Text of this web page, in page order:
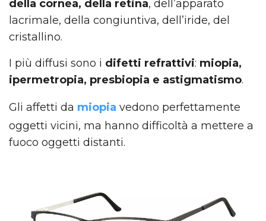
della cornea, della retina, dell’apparato
lacrimale, della congiuntiva, dell’iride, del
cristallino.
I più diffusi sono i difetti refrattivi: miopia,
ipermetropia, presbiopia e astigmatismo.
Gli affetti da miopia vedono perfettamente
oggetti vicini, ma hanno difficoltà a mettere a
fuoco oggetti distanti.